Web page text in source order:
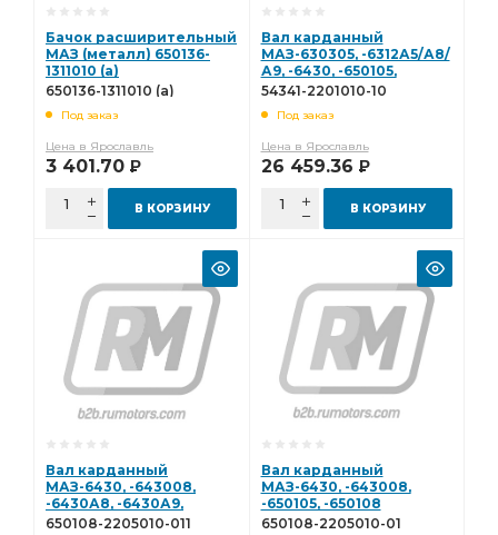
Бачок расширительный
МАЗ (металл) 650136-
1311010 (а)
650136-1311010 (а)
Под заказ
Цена в Ярославль
3 401.70 Р
В КОРЗИНУ
Вал карданный
МАЗ-630305, -6312А5/А8/
А9, -6430, -650105,
-6501А5/А8/А9 МЗКТ
2201010-10
54341-2201010-10
Под заказ
Цена в Ярославль
26 459.36 Р
В КОРЗИНУ
Вал карданный
МАЗ-6430, -643008,
-6430А8, -6430А9,
-650105, -650108, -650168
650108-2205010-011
Вал карданный
МАЗ-6430, -643008,
-650105, -650108
(L=1248mm) ТКЗ 650108-
650108-2205010-01